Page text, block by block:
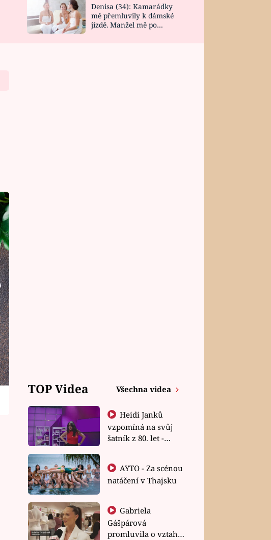
DESIGN
Denisa (34): Kamarádky
mě přemluvily k dámské
jízdě. Manžel mě po
TOP Videa Všechna videa
Heidi Janků
vzpomíná na svůj
šatník z 80. let -
natáčení v Thajsku
Gabriela
Gášpárová
promluvila o vztahu